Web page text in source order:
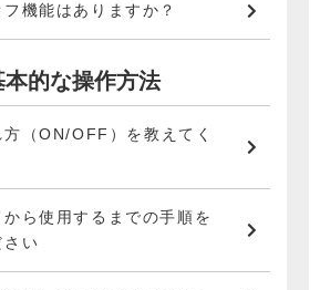
機能はありますか？
本的な操作方法
方（ON/OFF）を教えてく
ら使用するまでの手順を
さい